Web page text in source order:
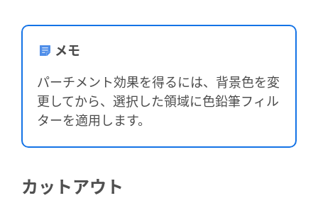
メモ
パーチメント効果を得るには、背景色を変
更してから、選択した領域に色鉛筆フィル
ターを適用します。
カットアウト